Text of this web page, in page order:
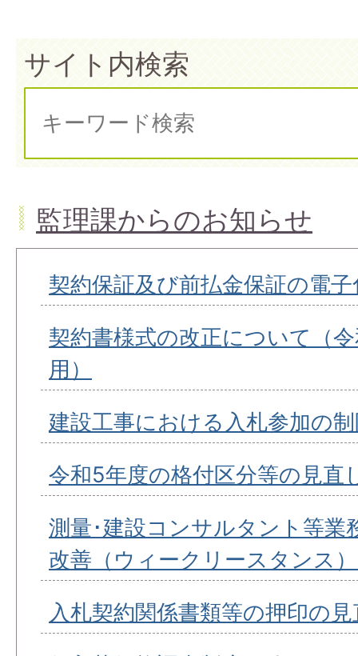
サイト内検索
監理課からのお知らせ
契約保証及び前払金保証の電
契約書様式の改正について（
用）
建設工事における入札参加の
令和5年度の格付区分等の見直
測量･建設コンサルタント等業
改善（ウィークリースタンス
入札契約関係書類等の押印の